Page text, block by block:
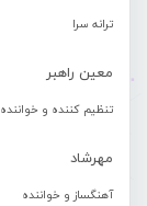
ترانه سرا
معین راهبر
تنظیم کننده و خواننده
مهرشاد
آهنگساز و خواننده